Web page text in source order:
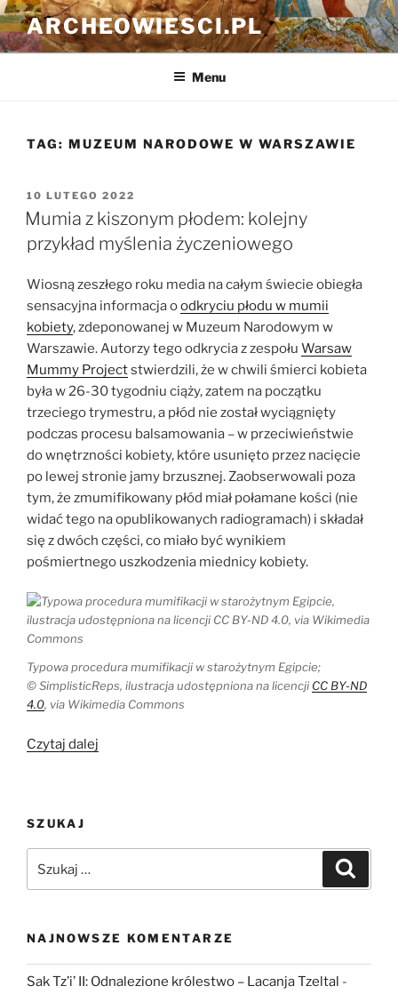
Przejdź
do
treści
ARCHEOWIESCI.PL
Menu
TAG: MUZEUM NARODOWE W WARSZAWIE
OPUBLIKOWANE
W
10 LUTEGO 2022
Mumia z kiszonym płodem: kolejny
przykład myślenia życzeniowego
Wiosną zeszłego roku media na całym świecie obiegła
sensacyjna informacja oodkryciu płodu w mumii
kobiety, zdeponowanej w Muzeum Narodowym w
Warszawie. Autorzy tego odkrycia z zespołu Warsaw
Mummy Projectstwierdzili, że w chwili śmierci kobieta
była w 26-30 tygodniu ciąży, zatem na początku
trzeciego trymestru, a płód nie został wyciągnięty
podczas procesu balsamowania – w przeciwieństwie
do wnętrzności kobiety, które usunięto przez nacięcie
po lewej stronie jamy brzusznej. Zaobserwowali poza
tym, że zmumifikowany płód miał połamane kości (nie
widać tego na opublikowanych radiogramach) i składał
się z dwóch części, co miało być wynikiem
pośmiertnego uszkodzenia miednicy kobiety.
Typowa procedura mumifikacji w starożytnym Egipcie;
© SimplisticReps, ilustracja udostępniona na licencji CC BY-ND
4.0, via Wikimedia Commons
Czytaj dalej
przykład
życzeniowego”
SZUKAJ
NAJNOWSZE KOMENTARZE
Sak Tz’i’ II: Odnalezione królestwo – Lacanja Tzeltal -